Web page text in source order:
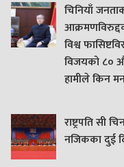
चिनियाँ
विश्व
विजयको ८० औं
हामीले किन
राष्ट्रपति सी
नजिकका दुई